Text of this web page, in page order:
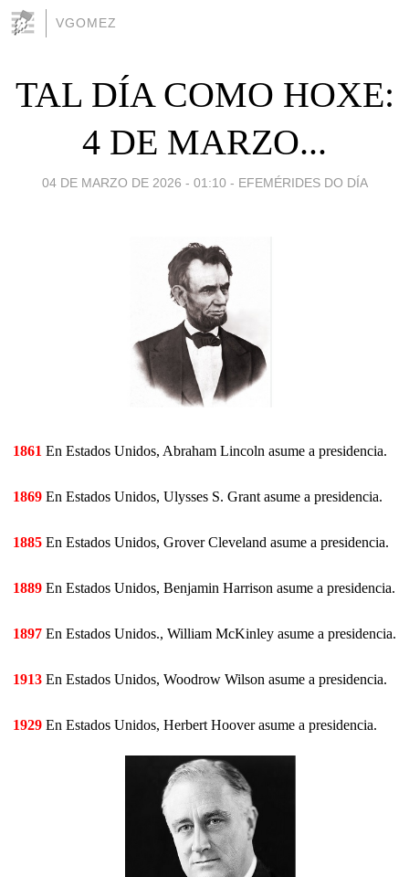
VGOMEZ
TAL DÍA COMO HOXE:
4 DE MARZO...
04 DE MARZO DE 2026 - 01:10 - EFEMÉRIDES DO DÍA
1861 En Estados Unidos, Abraham Lincoln asume a presidencia.
1869 En Estados Unidos, Ulysses S. Grant asume a presidencia.
1885 En Estados Unidos, Grover Cleveland asume a presidencia.
1889 En Estados Unidos, Benjamin Harrison asume a presidencia.
1897 En Estados Unidos., William McKinley asume a presidencia.
1913 En Estados Unidos, Woodrow Wilson asume a presidencia.
1929 En Estados Unidos, Herbert Hoover asume a presidencia.